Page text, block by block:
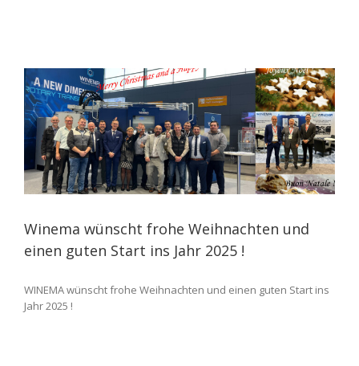
Winema wünscht frohe Weihnachten und
einen guten Start ins Jahr 2025 !
WINEMA wünscht frohe Weihnachten und einen guten Start ins
Jahr 2025 !